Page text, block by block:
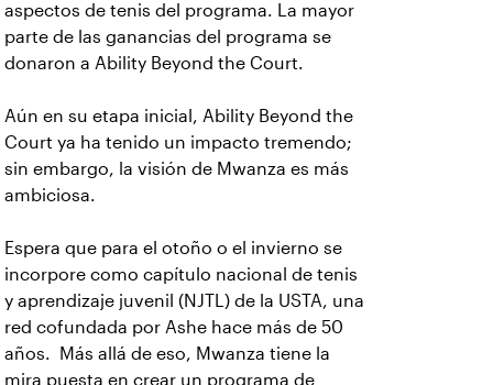
aspectos de tenis del programa. La mayor
parte de las ganancias del programa se
donaron a Ability Beyond the Court.
Aún en su etapa inicial, Ability Beyond the
Court ya ha tenido un impacto tremendo;
sin embargo, la visión de Mwanza es más
ambiciosa.
Espera que para el otoño o el invierno se
incorpore como capítulo nacional de tenis
y aprendizaje juvenil (NJTL) de la USTA, una
red cofundada por Ashe hace más de 50
años. Más allá de eso, Mwanza tiene la
mira puesta en crear un programa de